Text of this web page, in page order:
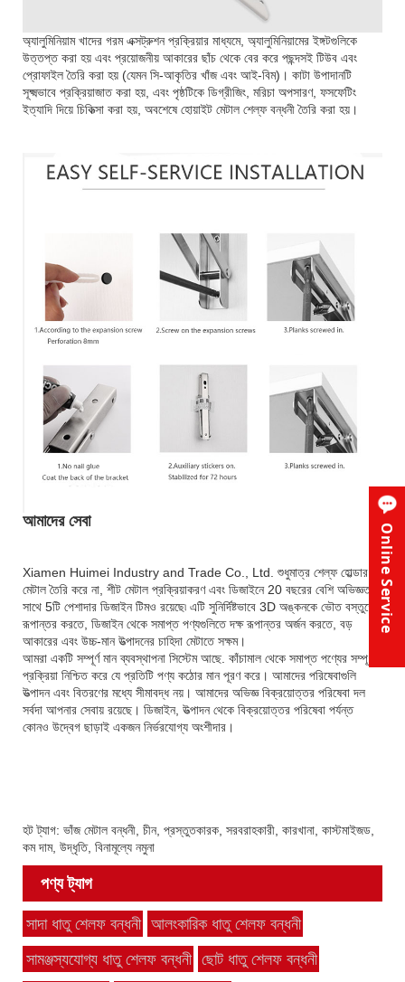
অ্যালুমিনিয়াম খাদের গরম এক্সট্রুশন প্রক্রিয়ার মাধ্যমে, অ্যালুমিনিয়ামের ইঙ্গটগুলিকে
উত্তপ্ত করা হয় এবং প্রয়োজনীয় আকারের ছাঁচ থেকে বের করে পছন্দসই টিউব এবং
প্রোফাইল তৈরি করা হয় (যেমন সি-আকৃতির খাঁজ এবং আই-বিম)। কাটা উপাদানটি
সূক্ষ্মভাবে প্রক্রিয়াজাত করা হয়, এবং পৃষ্ঠটিকে ডিগ্রীজিং, মরিচা অপসারণ, ফসফেটিং
ইত্যাদি দিয়ে চিকিত্সা করা হয়, অবশেষে হোয়াইট মেটাল শেল্ফ বন্ধনী তৈরি করা হয়।
আমাদের সেবা
Xiamen Huimei Industry and Trade Co., Ltd. শুধুমাত্র শেল্ফ হোল্ডার
মেটাল তৈরি করে না, শীট মেটাল প্রক্রিয়াকরণ এবং ডিজাইনে 20 বছরের বেশি অভিজ্ঞতার
সাথে 5টি পেশাদার ডিজাইন টিমও রয়েছে৷ এটি সুনির্দিষ্টভাবে 3D অঙ্কনকে ভৌত বস্তুতে
রূপান্তর করতে, ডিজাইন থেকে সমাপ্ত পণ্যগুলিতে দক্ষ রূপান্তর অর্জন করতে, বড়
আকারের এবং উচ্চ-মান উত্পাদনের চাহিদা মেটাতে সক্ষম।
আমরা একটি সম্পূর্ণ মান ব্যবস্থাপনা সিস্টেম আছে. কাঁচামাল থেকে সমাপ্ত পণ্যের সম্পূর্ণ
প্রক্রিয়া নিশ্চিত করে যে প্রতিটি পণ্য কঠোর মান পূরণ করে। আমাদের পরিষেবাগুলি
উত্পাদন এবং বিতরণের মধ্যে সীমাবদ্ধ নয়। আমাদের অভিজ্ঞ বিক্রয়োত্তর পরিষেবা দল
সর্বদা আপনার সেবায় রয়েছে। ডিজাইন, উত্পাদন থেকে বিক্রয়োত্তর পরিষেবা পর্যন্ত
কোনও উদ্বেগ ছাড়াই একজন নির্ভরযোগ্য অংশীদার।
হট ট্যাগ: ভাঁজ মেটাল বন্ধনী, চীন, প্রস্তুতকারক, সরবরাহকারী, কারখানা, কাস্টমাইজড,
কম দাম, উদ্ধৃতি, বিনামূল্যে নমুনা
পণ্য ট্যাগ
সাদা ধাতু শেলফ বন্ধনী আলংকারিক ধাতু শেলফ বন্ধনী
সামঞ্জস্যযোগ্য ধাতু শেলফ বন্ধনী ছোট ধাতু শেলফ বন্ধনী
Online Service